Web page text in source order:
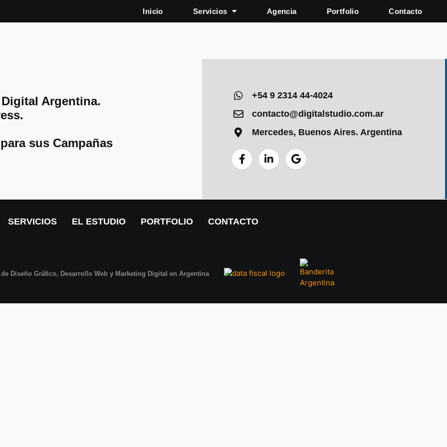
Inicio Servicios Agencia Portfolio Contacto
Argentina.
sus Campañas
+54 9 2314 44-4024
contacto@digitalstudio.com.ar
Mercedes, Buenos Aires. Argentina
SERVICIOS EL ESTUDIO PORTFOLIO CONTACTO
Diseño Gráfico, Desarrollo Web y Marketing Digital en Argentina